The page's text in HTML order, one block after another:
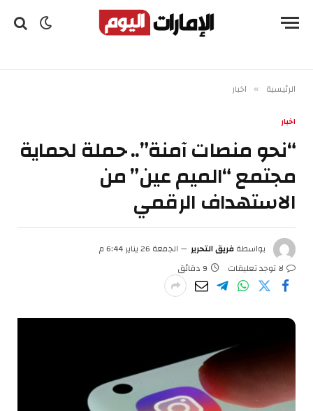
الرئيسية » اخبار
اخبار
“نحو منصات آمنة”.. حملة لحماية
مجتمع “الميم عين” من
الاستهداف الرقمي
بواسطةفريق التحرير
الجمعة 26 يناير 6:44 م
لا توجد تعليقات
9 دقائق